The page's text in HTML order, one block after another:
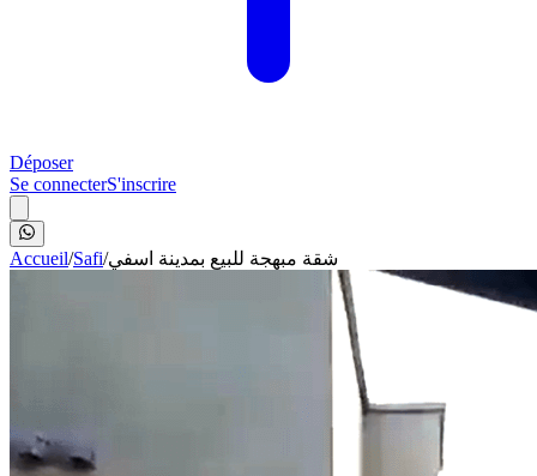
Déposer
Se connecterS'inscrire
Accueil/Safi/شقة مبهجة للبيع بمدينة اسفي